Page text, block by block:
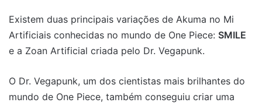
Existem duas principais variações de Akuma no Mi
Artificiais conhecidas no mundo de One Piece: SMILE
e a Zoan Artificial criada pelo Dr. Vegapunk.
O Dr. Vegapunk, um dos cientistas mais brilhantes do
mundo de One Piece, também conseguiu criar uma